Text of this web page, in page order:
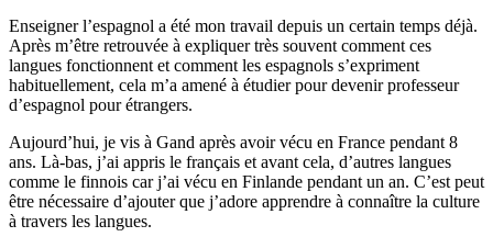
Enseigner l’espagnol a été mon travail depuis un certain temps déjà.
Après m’être retrouvée à expliquer très souvent comment ces
langues fonctionnent et comment les espagnols s’expriment
habituellement, cela m’a amené à étudier pour devenir professeur
d’espagnol pour étrangers.
Aujourd’hui, je vis à Gand après avoir vécu en France pendant 8
ans. Là-bas, j’ai appris le français et avant cela, d’autres langues
comme le finnois car j’ai vécu en Finlande pendant un an. C’est peut
être nécessaire d’ajouter que j’adore apprendre à connaître la culture
à travers les langues.